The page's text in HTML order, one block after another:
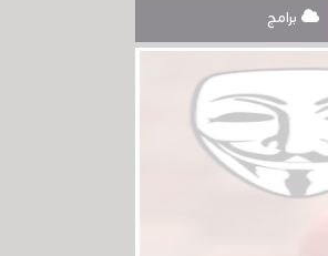
برامج